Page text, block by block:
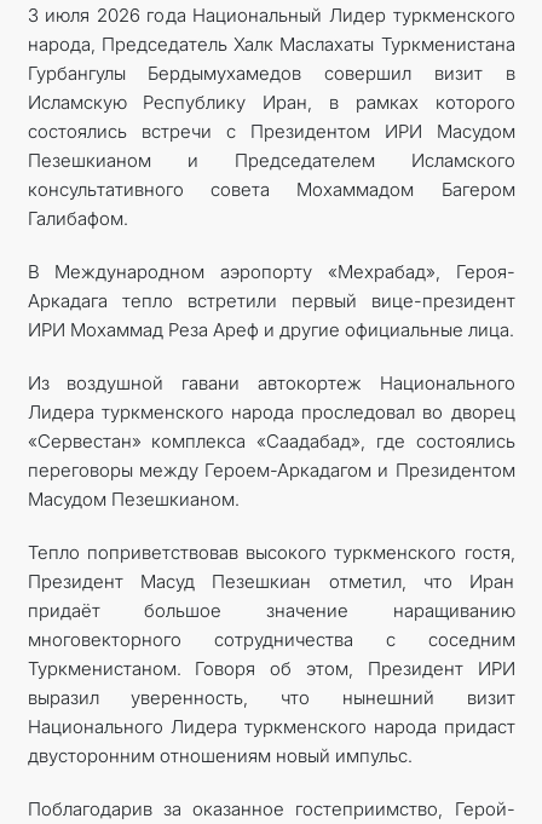
3 июля 2026 года Национальный Лидер туркменского
народа, Председатель Халк Маслахаты Туркменистана
Гурбангулы Бердымухамедов совершил визит в
Исламскую Республику Иран, в рамках которого
состоялись встречи с Президентом ИРИ Масудом
Пезешкианом и Председателем Исламского
консультативного совета Мохаммадом Багером
Галибафом.
В Международном аэропорту «Мехрабад», Героя-
Аркадага тепло встретили первый вице-президент
ИРИ Мохаммад Реза Ареф и другие официальные лица.
Из воздушной гавани автокортеж Национального
Лидера туркменского народа проследовал во дворец
«Сервестан» комплекса «Саадабад», где состоялись
переговоры между Героем-Аркадагом и Президентом
Масудом Пезешкианом.
Тепло поприветствовав высокого туркменского гостя,
Президент Масуд Пезешкиан отметил, что Иран
придаёт большое значение наращиванию
многовекторного сотрудничества с соседним
Туркменистаном. Говоря об этом, Президент ИРИ
выразил уверенность, что нынешний визит
Национального Лидера туркменского народа придаст
двусторонним отношениям новый импульс.
Поблагодарив за оказанное гостеприимство, Герой-